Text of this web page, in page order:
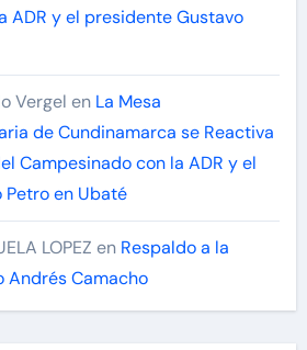
ADR y el presidente Gustavo
Vergel en La Mesa
de Cundinamarca se Reactiva
Campesinado con la ADR y el
en Ubaté
LOPEZ en Respaldo a la
Andrés Camacho